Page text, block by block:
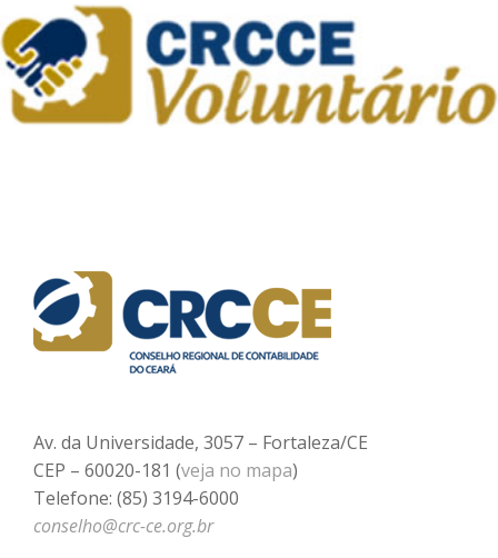
Av. da Universidade, 3057 – Fortaleza/CE
CEP – 60020-181 (veja no mapa)
Telefone: (85) 3194-6000
conselho@crc-ce.org.br